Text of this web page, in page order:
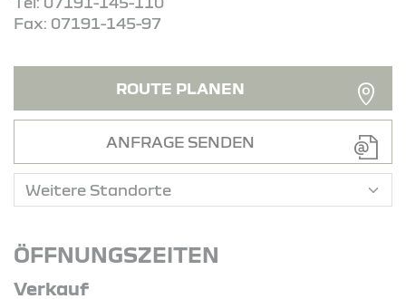
Fax: 07191-145-97
ROUTE PLANEN
ANFRAGE SENDEN
ÖFFNUNGSZEITEN
Verkauf